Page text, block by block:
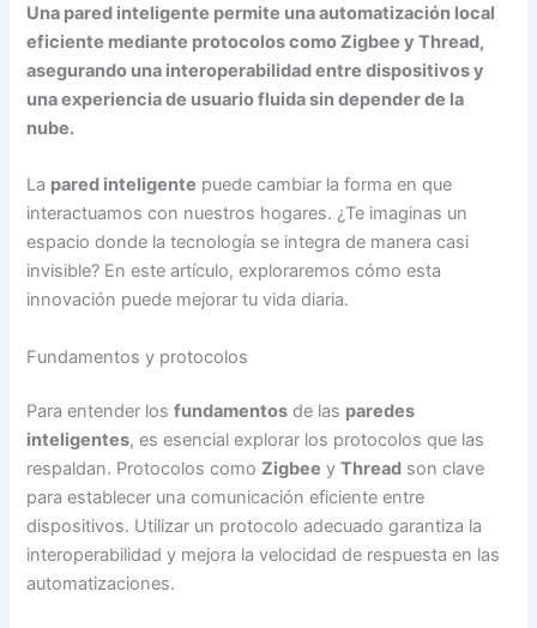
Una pared inteligente permite una automatización local
eficiente mediante protocolos como Zigbee y Thread,
asegurando una interoperabilidad entre dispositivos y
una experiencia de usuario fluida sin depender de la
nube.
La pared inteligente puede cambiar la forma en que
interactuamos con nuestros hogares. ¿Te imaginas un
espacio donde la tecnología se integra de manera casi
invisible? En este artículo, exploraremos cómo esta
innovación puede mejorar tu vida diaria.
Fundamentos y protocolos
Para entender losfundamentos de las paredes
inteligentes, es esencial explorar los protocolos que las
respaldan. Protocolos comoZigbee yThread son clave
para establecer una comunicación eficiente entre
dispositivos. Utilizar un protocolo adecuado garantiza la
interoperabilidad y mejora la velocidad de respuesta en las
automatizaciones.